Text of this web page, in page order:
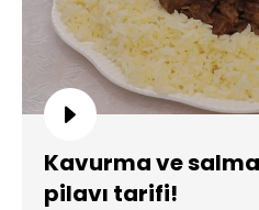
Kavurma ve
pilavı tarifi!